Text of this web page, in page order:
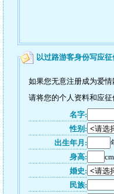
以过路游客身份写应征
如果您无意注册成为爱
请将您的个人资料和应
名字:
性别:
出生年月:
身高:
cm
婚史:
民族: